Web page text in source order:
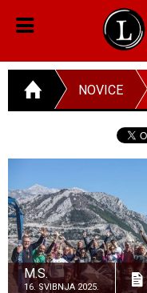
NOVICE
M.S.
16. SVIBNJA 2025.